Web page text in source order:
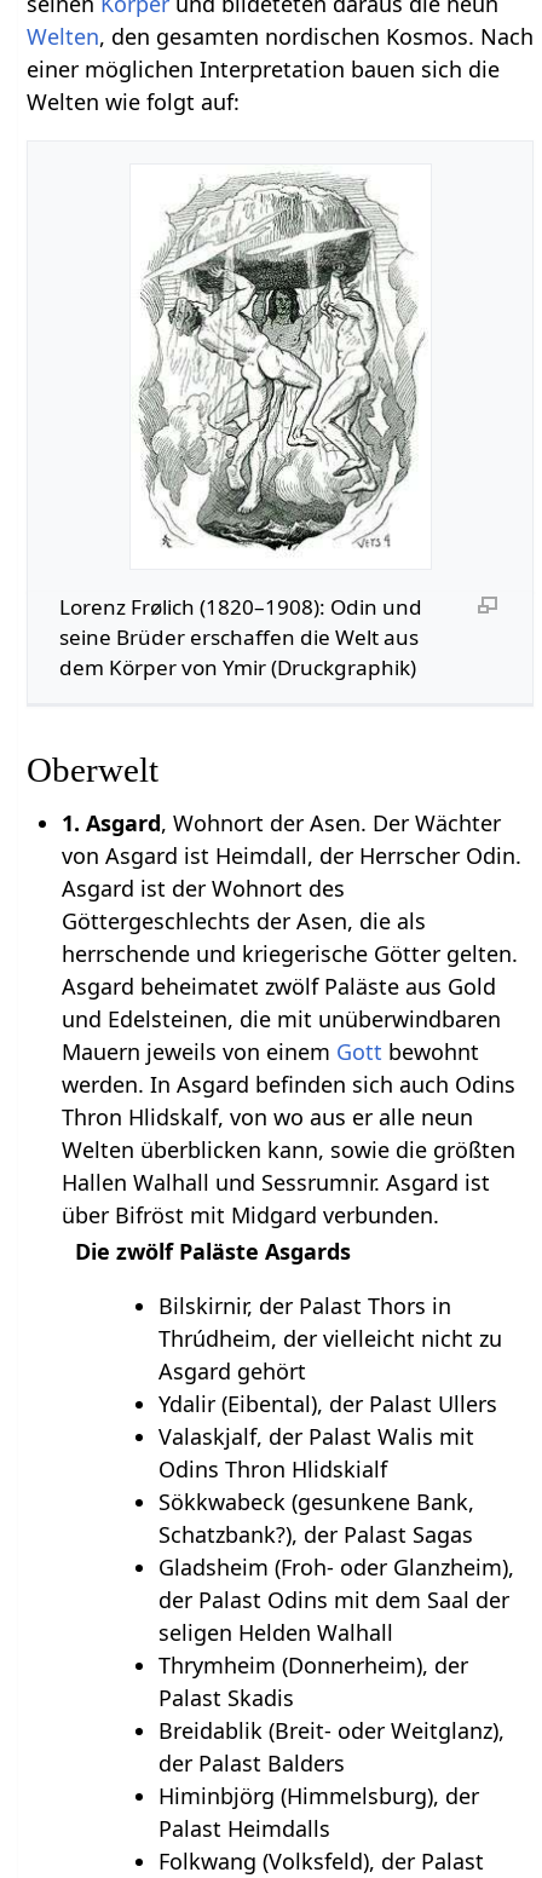
Welten, den gesamten nordischen Kosmos. Nach
einer möglichen Interpretation bauen sich die
Welten wie folgt auf:
Lorenz Frølich (1820–1908): Odin und
seine Brüder erschaffen die Welt aus
dem Körper von Ymir (Druckgraphik)
Oberwelt
1. Asgard, Wohnort der Asen. Der Wächter
von Asgard ist Heimdall, der Herrscher Odin.
Asgard ist der Wohnort des
Göttergeschlechts der Asen, die als
herrschende und kriegerische Götter gelten.
Asgard beheimatet zwölf Paläste aus Gold
und Edelsteinen, die mit unüberwindbaren
Mauern jeweils von einem Gott bewohnt
werden. In Asgard befinden sich auch Odins
Thron Hlidskalf, von wo aus er alle neun
Welten überblicken kann, sowie die größten
Hallen Walhall und Sessrumnir. Asgard ist
über Bifröst mit Midgard verbunden.
Die zwölf Paläste Asgards
Bilskirnir, der Palast Thors in
Thrúdheim, der vielleicht nicht zu
Asgard gehört
Ydalir (Eibental), der Palast Ullers
Valaskjalf, der Palast Walis mit
Odins Thron Hlidskialf
Sökkwabeck (gesunkene Bank,
Schatzbank?), der Palast Sagas
Gladsheim (Froh- oder Glanzheim),
der Palast Odins mit dem Saal der
seligen Helden Walhall
Thrymheim (Donnerheim), der
Palast Skadis
Breidablik (Breit- oder Weitglanz),
der Palast Balders
Himinbjörg (Himmelsburg), der
Palast Heimdalls
Folkwang (Volksfeld), der Palast